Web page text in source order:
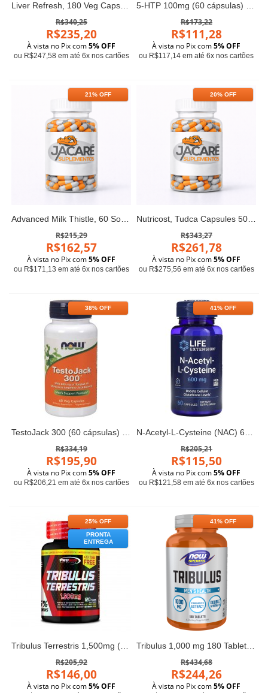
Liver Refresh, 180 Veg Capsules Now foods
R$340,25
R$235,20
À vista no Pix com5% OFF
ou R$247,58 em até 6x nos cartões
5-HTP 100mg (60 cápsulas) - Now Foods
R$173,22
R$111,28
À vista no Pix com5% OFF
ou R$117,14 em até 6x nos cartões
21% OFF
Advanced Milk Thistle, 60 Softgels
R$215,29
R$162,57
À vista no Pix com5% OFF
ou R$171,13 em até 6x nos cartões
20% OFF
Nutricost, Tudca Capsules 500 MG 30 CAPS
R$343,27
R$261,78
À vista no Pix com5% OFF
ou R$275,56 em até 6x nos cartões
38% OFF
TestoJack 300 (60 cápsulas) - Now Foods
R$334,19
R$195,90
À vista no Pix com5% OFF
ou R$206,21 em até 6x nos cartões
41% OFF
N-Acetyl-L-Cysteine (NAC) 600 mg, 60 capsules Life Extension
R$205,21
R$115,50
À vista no Pix com5% OFF
ou R$121,58 em até 6x nos cartões
25% OFF
PRONTA
ENTREGA
Tribulus Terrestris 1,500mg (100 tabs) - Pro Size Nutrition
R$205,92
R$146,00
À vista no Pix com5% OFF
41% OFF
Tribulus 1,000 mg 180 Tablets Now
R$434,68
R$244,26
À vista no Pix com5% OFF